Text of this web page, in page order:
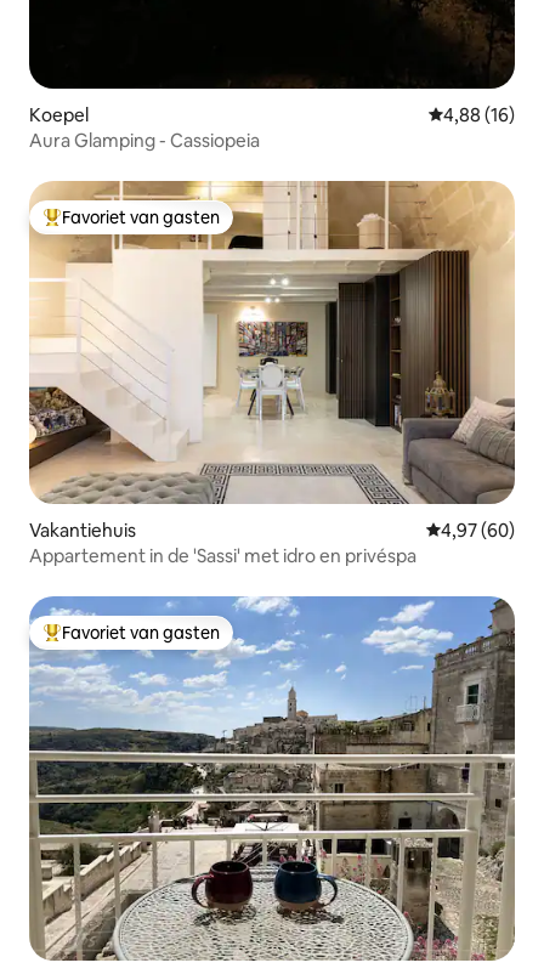
Koepel Gemiddelde
4,88 (16)
Aura Glamping - Cassiopeia
Topfavoriet van gasten
Favoriet van gasten
Vakantiehuis Gemiddelde
4,97 (60)
Appartement in de 'Sassi' met idro en privéspa
Topfavoriet van gasten
Favoriet van gasten